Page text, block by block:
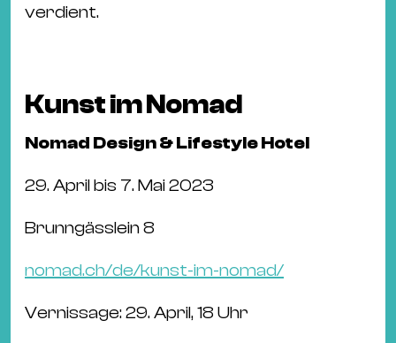
verdient.
Kunst im Nomad
Nomad Design & Lifestyle Hotel
29. April bis 7. Mai 2023
Brunngässlein 8
nomad.ch/de/kunst-im-nomad/
Vernissage: 29. April, 18 Uhr